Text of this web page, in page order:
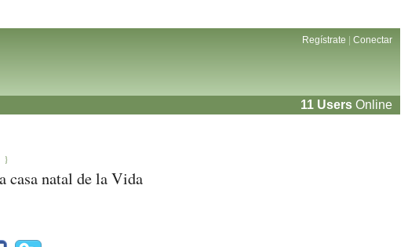
Regístrate Conectar
11 Users Online
}
natal de la Vida